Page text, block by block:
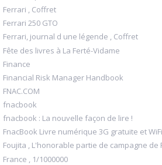
Ferrari , Coffret
Ferrari 250 GTO
Ferrari, journal d une légende , Coffret
Fête des livres à La Ferté-Vidame
Finance
Financial Risk Manager Handbook
FNAC.COM
fnacbook
fnacbook : La nouvelle façon de lire !
FnacBook Livre numérique 3G gratuite et WiFi
Foujita , L'honorable partie de campagne de
France , 1/1000000